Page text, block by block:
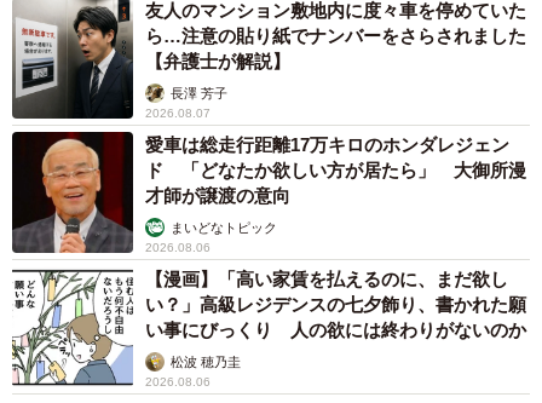
友人のマンション敷地内に度々車を停めていた
ら…注意の貼り紙でナンバーをさらされました
【弁護士が解説】
長澤 芳子
2026.08.07
愛車は総走行距離17万キロのホンダレジェン
ド 「どなたか欲しい方が居たら」 大御所漫
才師が譲渡の意向
まいどなトピック
2026.08.06
【漫画】「高い家賃を払えるのに、まだ欲し
い？」高級レジデンスの七夕飾り、書かれた願
い事にびっくり 人の欲には終わりがないのか
松波 穂乃圭
2026.08.06